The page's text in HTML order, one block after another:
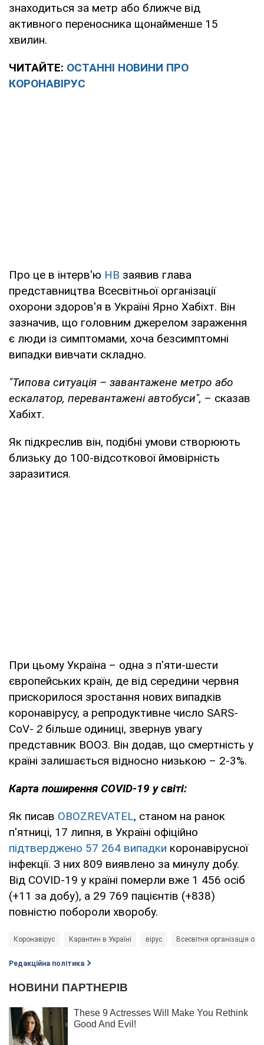
знаходиться за метр або ближче від
активного переносника щонайменше 15
хвилин.
ЧИТАЙТЕ: ОСТАННІ НОВИНИ ПРО
КОРОНАВІРУС
Про це в інтерв'ю НВ заявив глава
представництва Всесвітньої організації
охорони здоров'я в Україні Ярно Хабіхт. Він
зазначив, що головним джерелом зараження
є люди із симптомами, хоча безсимптомні
випадки вивчати складно.
"Типова ситуація – завантажене метро або
ескалатор, перевантажені автобуси", – сказав
Хабіхт.
Як підкреслив він, подібні умови створюють
близьку до 100-відсоткової ймовірність
заразитися.
При цьому Україна – одна з п'яти-шести
європейських країн, де від середини червня
прискорилося зростання нових випадків
коронавірусу, а репродуктивне число SARS-
CoV- 2 більше одиниці, звернув увагу
представник ВООЗ. Він додав, що смертність у
країні залишається відносно низькою – 2-3%.
Карта поширення COVID-19 у світі:
Як писав OBOZREVATEL, станом на ранок
п'ятниці, 17 липня, в Україні офіційно
підтверджено 57 264 випадки коронавірусної
інфекції. З них 809 виявлено за минулу добу.
Від COVID-19 у країні померли вже 1 456 осіб
(+11 за добу), а 29 769 пацієнтів (+838)
повністю побороли хворобу.
Коронавірус Карантин в Україні вірус Всесвітня організація
Редакційна політика